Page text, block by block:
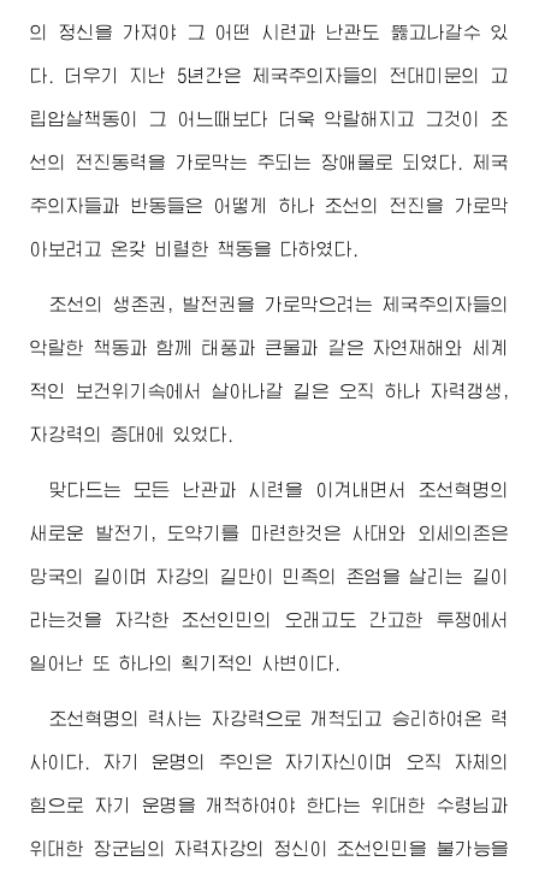
의 정신을 가져야 그 어떤 시련과 난관도 뚫고나갈수 있
다. 더우기 지난 5년간은 제국주의자들의 전대미문의 고
립압살책동이 그 어느때보다 더욱 악랄해지고 그것이 조
선의 전진동력을 가로막는 주되는 장애물로 되였다. 제국
주의자들과 반동들은 어떻게 하나 조선의 전진을 가로막
아보려고 온갖 비렬한 책동을 다하였다.
조선의 생존권, 발전권을 가로막으려는 제국주의자들의
악랄한 책동과 함께 태풍과 큰물과 같은 자연재해와 세계
적인 보건위기속에서 살아나갈 길은 오직 하나 자력갱생,
자강력의 증대에 있었다.
맞다드는 모든 난관과 시련을 이겨내면서 조선혁명의
새로운 발전기, 도약기를 마련한것은 사대와 외세의존은
망국의 길이며 자강의 길만이 민족의 존엄을 살리는 길이
라는것을 자각한 조선인민의 오래고도 간고한 투쟁에서
일어난 또 하나의 획기적인 사변이다.
조선혁명의 력사는 자강력으로 개척되고 승리하여온 력
사이다. 자기 운명의 주인은 자기자신이며 오직 자체의
힘으로 자기 운명을 개척하여야 한다는위대한 수령님 과
위대한 장군님 의 자력자강의 정신이 조선인민을 불가능을